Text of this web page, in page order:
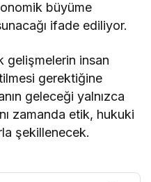
büyüme
ifade ediliyor.
gelişmelerin insan
gerektiğine
geleceği yalnızca
zamanda etik, hukuki
şekillenecek.